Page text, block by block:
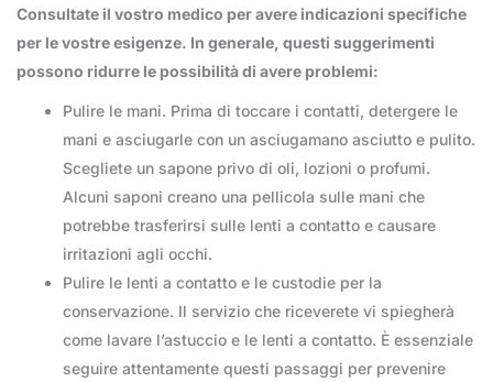
Consultate il vostro medico per avere indicazioni specifiche
per le vostre esigenze. In generale, questi suggerimenti
possono ridurre le possibilità di avere problemi:
Pulire le mani. Prima di toccare i contatti, detergere le
mani e asciugarle con un asciugamano asciutto e pulito.
Scegliete un sapone privo di oli, lozioni o profumi.
Alcuni saponi creano una pellicola sulle mani che
potrebbe trasferirsi sulle lenti a contatto e causare
irritazioni agli occhi.
Pulire le lenti a contatto e le custodie per la
conservazione. Il servizio che riceverete vi spiegherà
come lavare l’astuccio e le lenti a contatto. È essenziale
seguire attentamente questi passaggi per prevenire